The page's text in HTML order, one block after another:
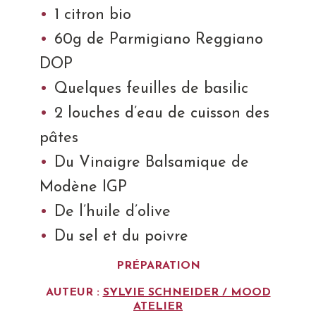
1 citron bio
60g de Parmigiano Reggiano
DOP
Quelques feuilles de basilic
2 louches d’eau de cuisson des
pâtes
Du Vinaigre Balsamique de
Modène IGP
De l’huile d’olive
Du sel et du poivre
PRÉPARATION
AUTEUR : SYLVIE SCHNEIDER / MOOD
ATELIER